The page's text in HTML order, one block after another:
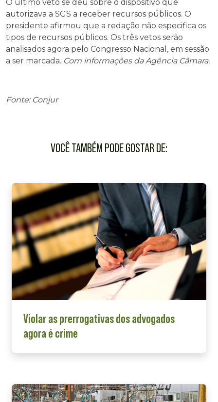
O último veto se deu sobre o dispositivo que
autorizava a SGS a receber recursos públicos. O
presidente afirmou que a redação não especifica os
tipos de recursos públicos. Os três vetos serão
analisados agora pelo Congresso Nacional, em sessão
a ser marcada. Com informações da Agência Câmara.
Fonte: Conjur
VOCÊ TAMBÉM PODE GOSTAR DE:
Violar as prerrogativas dos advogados
agora é crime